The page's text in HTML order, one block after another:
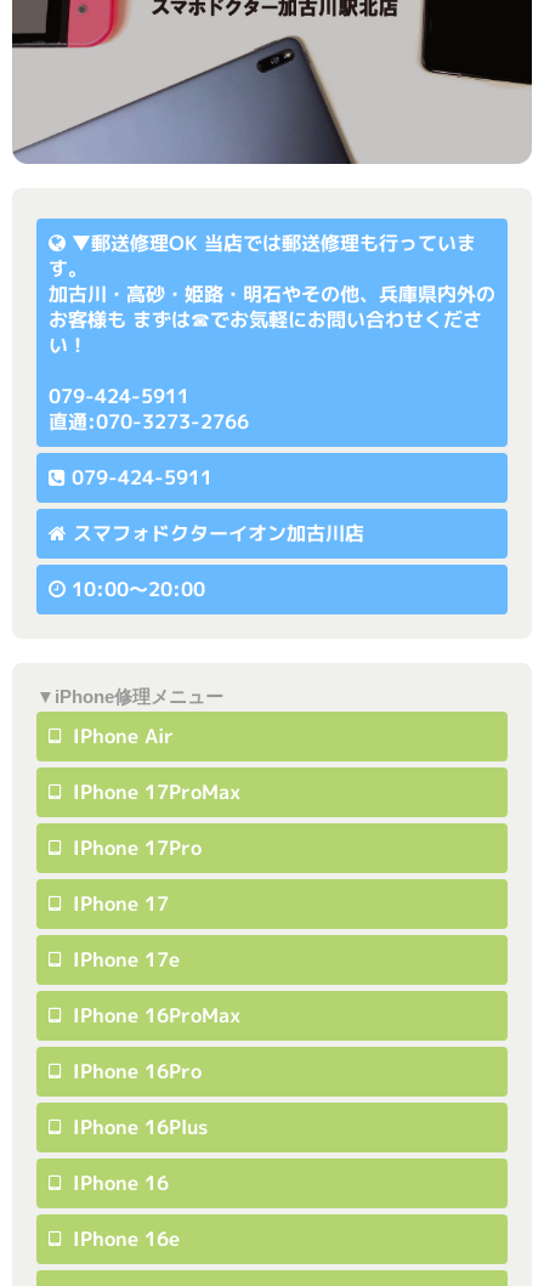
▼郵送修理OK 当店では郵送修理も行っていま
す。
加古川・高砂・姫路・明石やその他、兵庫県内外の
お客様も まずは☎でお気軽にお問い合わせくださ
い！
079-424-5911
直通:070-3273-2766
079-424-5911
スマフォドクターイオン加古川店
10:00〜20:00
▼iPhone修理メニュー
IPhone Air
IPhone 17ProMax
IPhone 17Pro
IPhone 17
IPhone 17e
IPhone 16ProMax
IPhone 16Pro
IPhone 16Plus
IPhone 16
IPhone 16e